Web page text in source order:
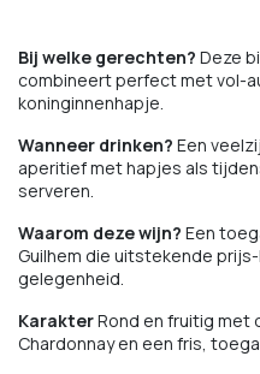
Bij welke gerechten? Deze
combineert perfect met vol-
koninginnenhapje.
Wanneer drinken? Een
aperitief met hapjes als
serveren.
Waarom deze wijn? Een
Guilhem die uitstekende
gelegenheid.
KarakterRond en fruitig met
Chardonnay en een fris,